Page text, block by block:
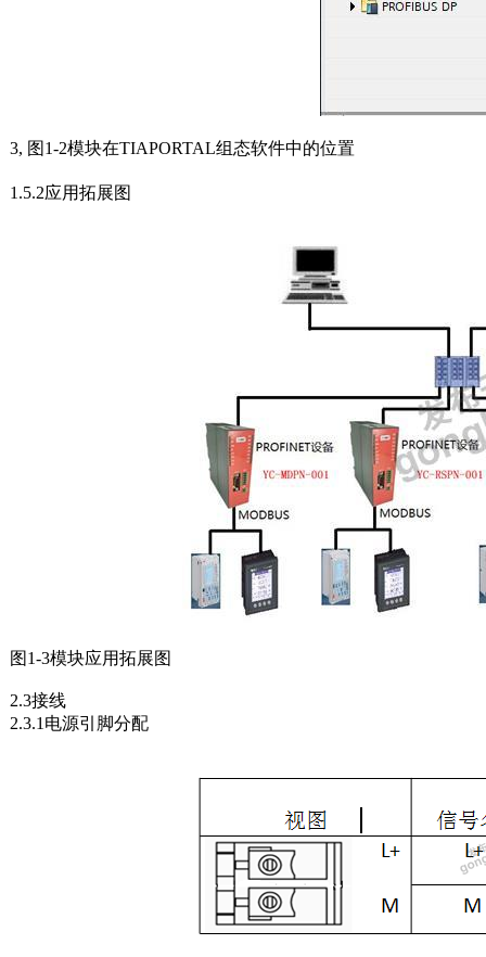
3, 图1-2模块在TIAPORTAL组态软件中的位置
1.5.2应用拓展图
图1-3模块应用拓展图
2.3接线
2.3.1 电源引脚分配